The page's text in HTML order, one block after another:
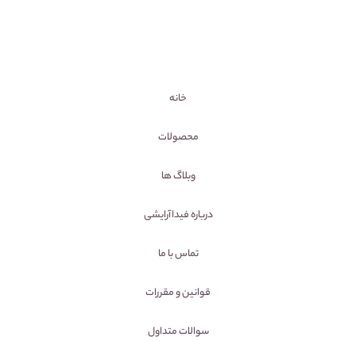
خانه
محصولات
وبلاگ ها
درباره فیداآرایشی
تماس با ما
قوانین و مقررات
سوالات متداول